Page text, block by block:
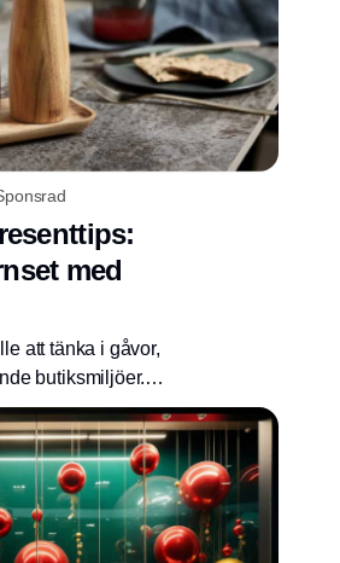
med
att tänka i gåvor,
butiksmiljöer.
speciellt, och det
kan spela en viktig
kombineras
genomtänkt design
helheter som
och ökar